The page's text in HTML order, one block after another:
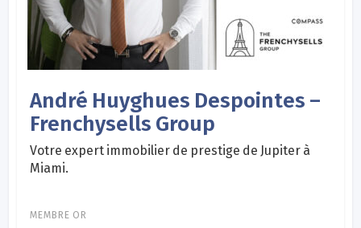
André Huyghues Despointes –
Frenchysells Group
Votre expert immobilier de prestige de Jupiter à
Miami.
MEMBRE OR